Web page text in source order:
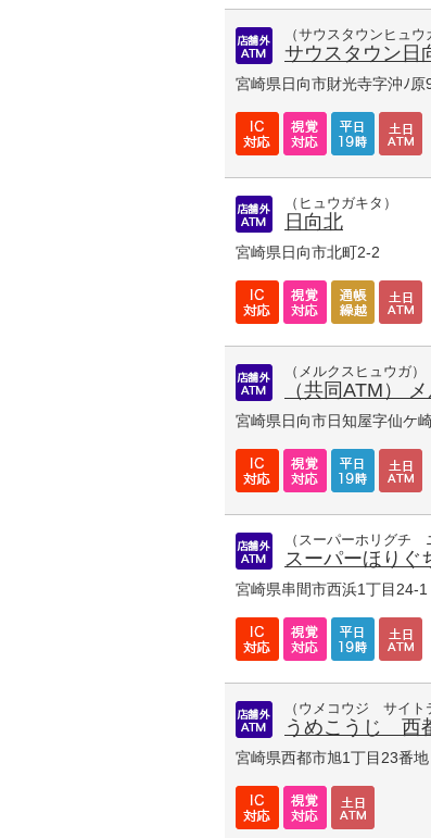
（サウスタウンヒュウ
サウスタウン日
宮崎県日向市財光寺字沖ﾉ原
（ヒュウガキタ）
日向北
宮崎県日向市北町2-2
（メルクスヒュウガ）
（共同ATM）
宮崎県日向市日知屋字仙ケ
（スーパーホリグチ
スーパーほり
宮崎県串間市西浜1丁目24-1
（ウメコウジ サイト
うめこうじ 西
宮崎県西都市旭1丁目23番地